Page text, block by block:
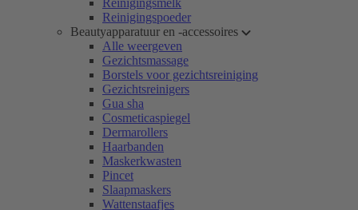
Reinigingsmelk
Reinigingspoeder
Beautyapparatuur en -accessoires
Alle weergeven
Gezichtsmassage
Borstels voor gezichtsreiniging
Gezichtsreinigers
Gua sha
Cosmeticaspiegel
Dermarollers
Haarbanden
Maskerkwasten
Pincet
Slaapmaskers
Wattenstaafjes